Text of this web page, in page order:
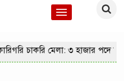
Toggle
চাকরি মেলা: ৩ হাজার পদে